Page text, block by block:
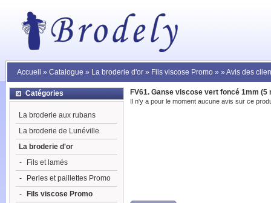
Accueil » Catalogue » La broderie d'or » Fils viscose Promo » » Avis des
FV61. Ganse viscose vert foncé 1mm (5
Il n'y a pour le moment aucune avis sur ce
Catégories
La broderie aux rubans
La broderie de Lunéville
La broderie d'or
-
Fils et lamés
-
Perles et paillettes Promo
-
Fils viscose Promo